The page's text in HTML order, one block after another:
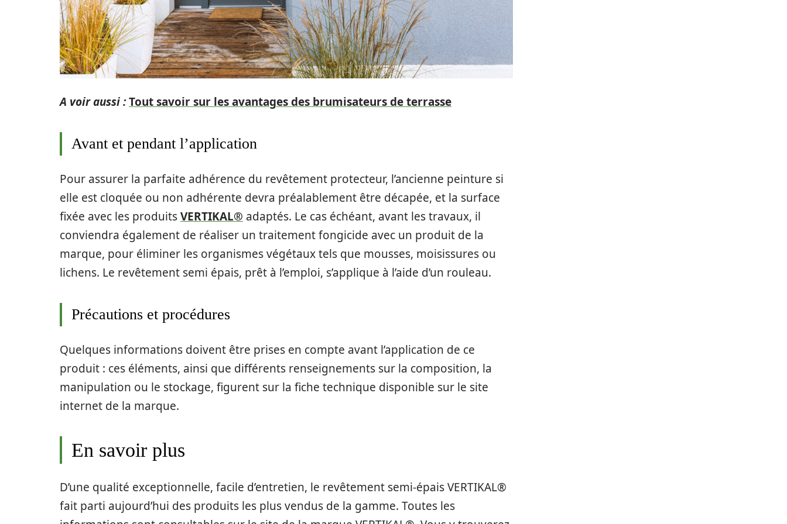
A voir aussi :Tout savoir sur les avantages des brumisateurs de terrasse
Avant et pendant l’application
Pour assurer la parfaite adhérence du revêtement protecteur, l’ancienne peinture si
elle est cloquée ou non adhérente devra préalablement être décapée, et la surface
fixée avec les produitsVERTIKAL® adaptés. Le cas échéant, avant les travaux, il
conviendra également de réaliser un traitement fongicide avec un produit de la
marque, pour éliminer les organismes végétaux tels que mousses, moisissures ou
lichens. Le revêtement semi épais, prêt à l’emploi, s’applique à l’aide d’un rouleau.
Précautions et procédures
Quelques informations doivent être prises en compte avant l’application de ce
produit : ces éléments, ainsi que différents renseignements sur la composition, la
manipulation ou le stockage, figurent sur la fiche technique disponible sur le site
internet de la marque.
En savoir plus
D’une qualité exceptionnelle, facile d’entretien, le revêtement semi-épais VERTIKAL®
fait parti aujourd’hui des produits les plus vendus de la gamme. Toutes les